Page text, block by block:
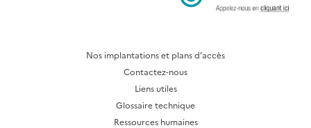
Nos implantations et plans d’accès
Contactez-nous
Liens utiles
Glossaire technique
Ressources humaines